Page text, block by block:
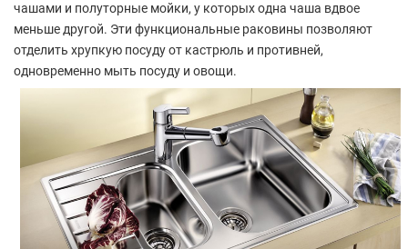
чашами и полуторные мойки, у которых одна чаша вдвое
меньше другой. Эти функциональные раковины позволяют
отделить хрупкую посуду от кастрюль и противней,
одновременно мыть посуду и овощи.